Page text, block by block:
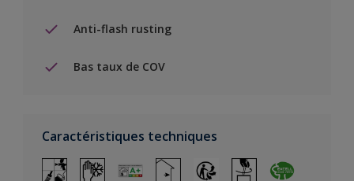
Anti-flash rusting
Bas taux de COV
Caractéristiques techniques